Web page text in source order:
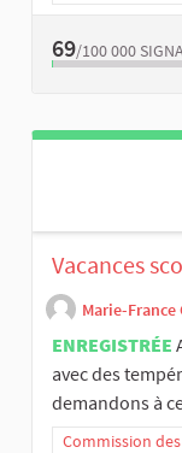
69/100 000
Vacances
Marie-France
ENREGISTRÉE
avec des
demandons à
Commission